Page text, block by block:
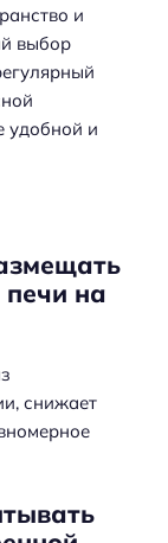
и
выбор
удобной и
на
снижает